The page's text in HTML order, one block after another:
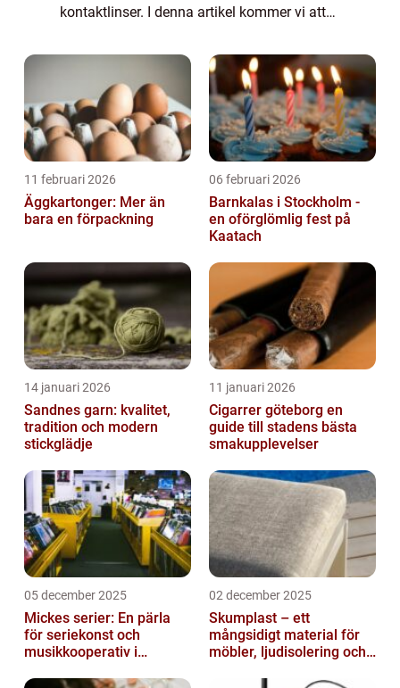
kontaktlinser. I denna artikel kommer vi att
linserna på nätet och utforska olika aspe...
11 februari 2026
Äggkartonger: Mer än
bara en förpackning
06 februari 2026
Barnkalas i Stockholm -
en oförglömlig fest på
Kaatach
14 januari 2026
Sandnes garn: kvalitet,
tradition och modern
stickglädje
11 januari 2026
Cigarrer göteborg en
guide till stadens bästa
smakupplevelser
05 december 2025
Mickes serier: En pärla
för seriekonst och
musikkooperativ i
02 december 2025
Skumplast – ett
mångsidigt material för
möbler, ljudisolering och